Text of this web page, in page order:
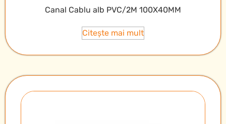
Canal Cablu alb PVC/2M 100X40MM
Citește mai mult